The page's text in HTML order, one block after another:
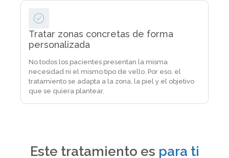
Tratar zonas concretas de forma
personalizada
No todos los pacientes presentan la misma
necesidad ni el mismo tipo de vello. Por eso, el
tratamiento se adapta a la zona, la piel y el objetivo
que se quiera plantear.
Este tratamiento es para ti